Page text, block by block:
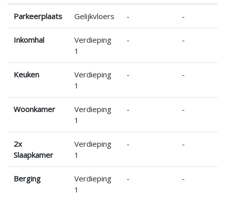
Parkeerplaats Gelijkvloers - -
Inkomhal
Verdieping
1
- -
Keuken
Verdieping
1
- -
Woonkamer
Verdieping
1
- -
2x
Slaapkamer
Verdieping
1
- -
Berging
Verdieping
1
- -